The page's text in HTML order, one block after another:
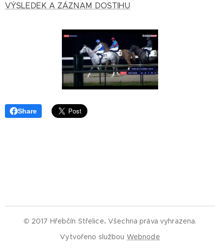
VÝSLEDEK A ZÁZNAM DOSTIHU
Share
© 2017 Hřebčín Střelice.Všechna práva vyhrazena.
Vytvořeno službou Webnode